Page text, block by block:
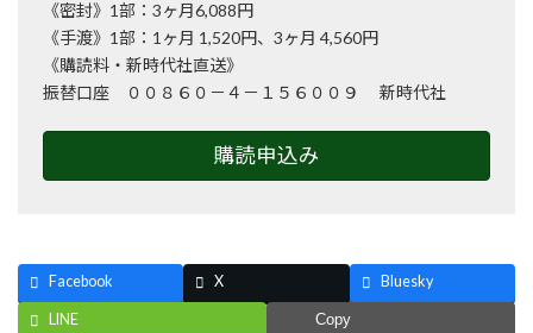
《密封》1部：3ヶ月6,088円
《手渡》1部：1ヶ月 1,520円、3ヶ月 4,560円
《購読料・新時代社直送》
振替口座 ００８６０－４－１５６００９ 新時代社
購読申込み
Facebook X Bluesky
LINE Copy